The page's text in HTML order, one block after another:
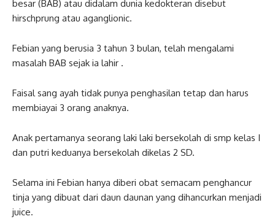
besar (BAB) atau didalam dunia kedokteran disebut
hirschprung atau aganglionic.
Febian yang berusia 3 tahun 3 bulan, telah mengalami
masalah BAB sejak ia lahir .
Faisal sang ayah tidak punya penghasilan tetap dan harus
membiayai 3 orang anaknya.
Anak pertamanya seorang laki laki bersekolah di smp kelas I
dan putri keduanya bersekolah dikelas 2 SD.
Selama ini Febian hanya diberi obat semacam penghancur
tinja yang dibuat dari daun daunan yang dihancurkan menjadi
juice.